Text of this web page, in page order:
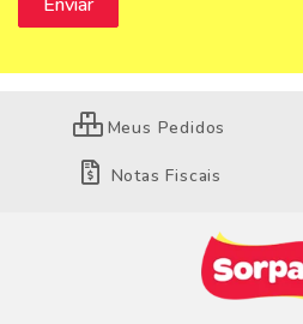
Meus Pedidos
Notas Fiscais